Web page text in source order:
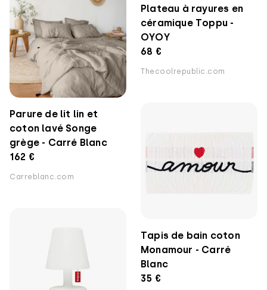
Plateau à rayures en
céramique Toppu -
OYOY
68 €
Thecoolrepublic.com
Parure de lit lin et
coton lavé Songe
grège - Carré Blanc
162 €
Carreblanc.com
Tapis de bain coton
Monamour - Carré
Blanc
35 €